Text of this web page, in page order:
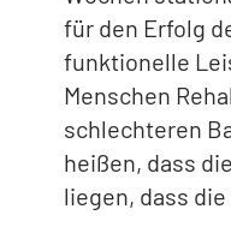
für den Erfolg
funktionelle
Menschen
schlechteren
heißen, dass
liegen, dass